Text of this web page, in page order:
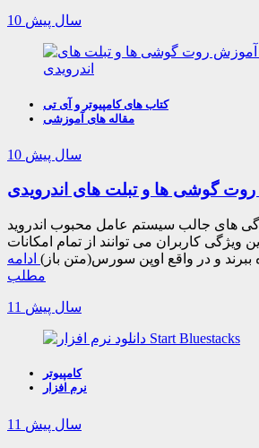
10 سال پیش
کتاب های کامپیوتر و آی تی
مقاله های آموزشی
10 سال پیش
روت گوشی ها و تبلت های اندرویدی
های جالب سیستم عامل محبوب اندروید
ویژگی کاربران می توانند از تمام امکانات
ببرند و در واقع اوپن سورس(متن باز) ادامه
مطلب
11 سال پیش
کامپیوتر
نرم افزار
11 سال پیش